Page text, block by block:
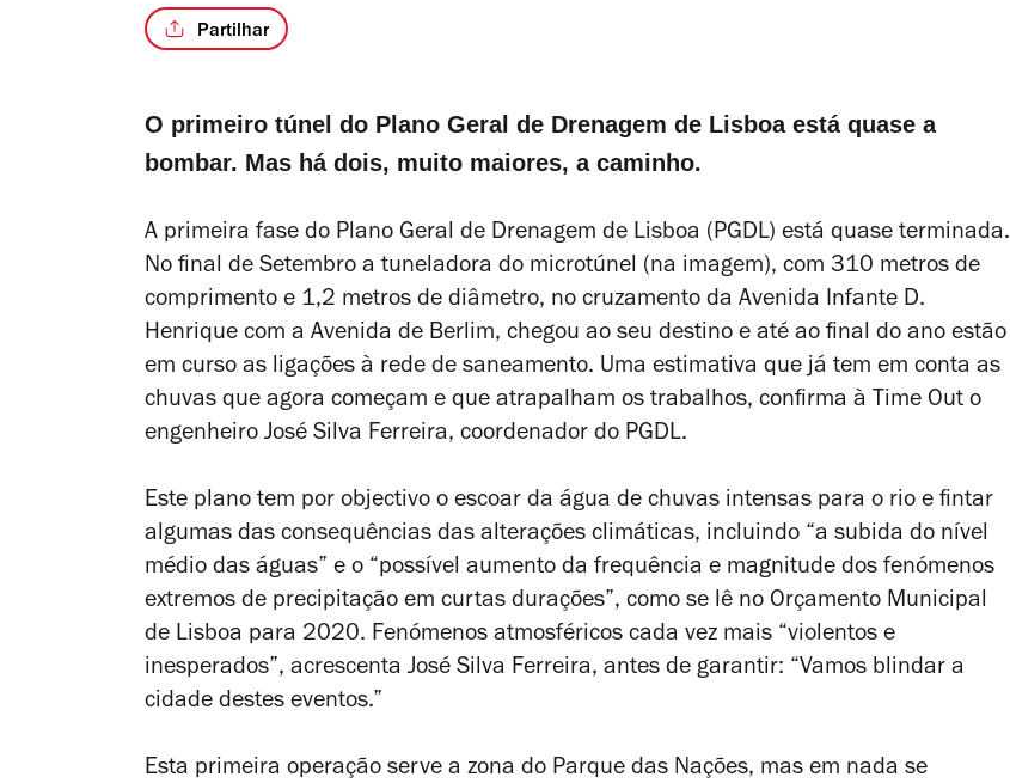
Partilhar
O primeiro túnel do Plano Geral de Drenagem de Lisboa está quase a
bombar. Mas há dois, muito maiores, a caminho.
A primeira fase do Plano Geral de Drenagem de Lisboa (PGDL) está quase terminada.
No final de Setembro a tuneladora do microtúnel (na imagem), com 310 metros de
comprimento e 1,2 metros de diâmetro, no cruzamento da Avenida Infante D.
Henrique com a Avenida de Berlim, chegou ao seu destino e até ao final do ano estão
em curso as ligações à rede de saneamento. Uma estimativa que já tem em conta as
chuvas que agora começam e que atrapalham os trabalhos, confirma à Time Out o
engenheiro José Silva Ferreira, coordenador do PGDL.
Este plano tem por objectivo o escoar da água de chuvas intensas para o rio e fintar
algumas das consequências das alterações climáticas, incluindo “a subida do nível
médio das águas” e o “possível aumento da frequência e magnitude dos fenómenos
extremos de precipitação em curtas durações”, como se lê no Orçamento Municipal
de Lisboa para 2020. Fenómenos atmosféricos cada vez mais “violentos e
inesperados”, acrescenta José Silva Ferreira, antes de garantir: “Vamos blindar a
cidade destes eventos.”
Esta primeira operação serve a zona do Parque das Nações, mas em nada se